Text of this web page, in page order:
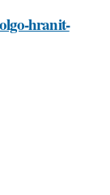
hranit-